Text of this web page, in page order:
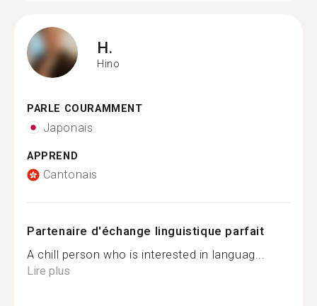
H.
Hino
PARLE COURAMMENT
Japonais
APPREND
Cantonais
Partenaire d'échange linguistique parfait
A chill person who is interested in languag...
Lire plus